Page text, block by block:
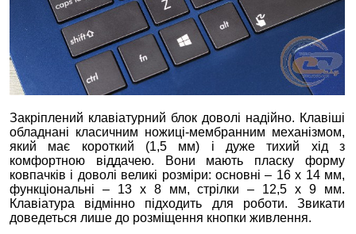
Закріплений клавіатурний блок доволі надійно. Клавіші
обладнані класичним ножиці-мембранним механізмом,
який має короткий (1,5 мм) і дуже тихий хід з
комфортною віддачею. Вони мають пласку форму
ковпачків і доволі великі розміри: основні – 16 x 14 мм,
функціональні – 13 x 8 мм, стрілки – 12,5 x 9 мм.
Клавіатура відмінно підходить для роботи. Звикати
доведеться лише до розміщення кнопки живлення.